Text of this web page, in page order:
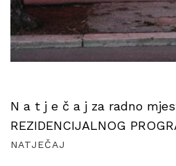
N a t j e č a j za radno
REZIDENCIJALNOG
NATJEČAJ